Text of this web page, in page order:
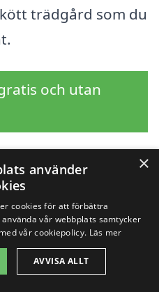
trädgård som du
och utan
för
i
×
använder
cookies för att förbättra
vår webbplats samtycker
vår cookiepolicy. Läs mer
AVVISA ALLT